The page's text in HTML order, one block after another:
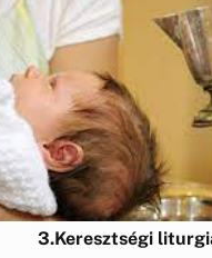
3.Keresztségi